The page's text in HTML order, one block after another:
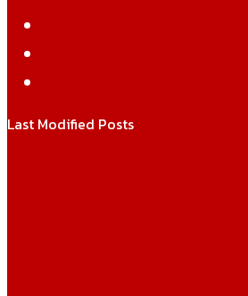
Last Modified Posts